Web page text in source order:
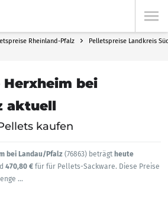
Rheinland-Pfalz Pelletspreise Landkreis
Herxheim bei
aktuell
kaufen
bei Landau/Pfalz (76863) beträgt heute
470,80 € für für Pellets-Sackware. Diese Preise
...